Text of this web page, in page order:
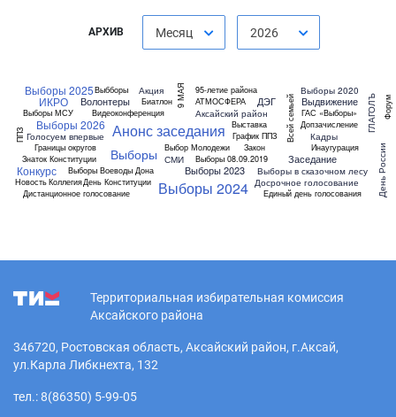
АРХИВ Месяц 2026
9 МАЯ
95-летие района
АТМОСФЕРА
Аксайский район
Акция
Анонс заседания
Биатлон
Видеоконференция
Волонтеры Всей семьей
Выбборы
Выбор Молодежи
Выборы Выборы 08.09.2019
Выборы 2020
Выборы 2023
Выборы 2024
Выборы 2025
Выборы 2026
Выборы Воеводы Дона
Выборы МСУ
Выборы в сказочном лесу
Выдвижение
Выставка
ГАС «Выборы» ГЛАГОЛЪ
Голосуем впервые
Границы округов
График ППЗ
ДЭГ
День Конституции День России
Дистанционное голосование
Допзачисление
Досрочное голосование
Единый день голосования
Закон
Заседание
Знаток Конституции
ИКРО
Инаугурация
Кадры
Коллегия
Конкурс
Новость
ППЗ
СМИ
Форум
Территориальная избирательная комиссия
Аксайского района
346720, Ростовская область, Аксайский район, г.Аксай,
ул.Карла Либкнехта, 132
тел.: 8(86350) 5-99-05